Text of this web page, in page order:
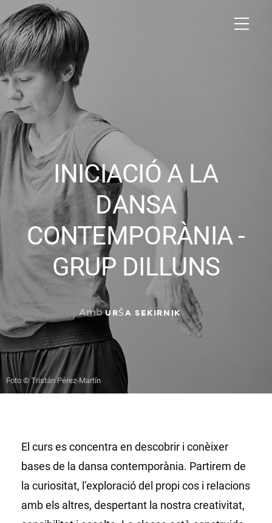
INICIACIÓ A LA
DANSA
CONTEMPORÀNIA -
GRUP DILLUNS
AmbURŠA SEKIRNIK
Foto © Tristán Pérez-Martín
El curs es concentra en descobrir i conèixer
bases de la dansa contemporània. Partirem de
la curiositat, l’exploració del propi cos i relacions
amb els altres, despertant la nostra creativitat,